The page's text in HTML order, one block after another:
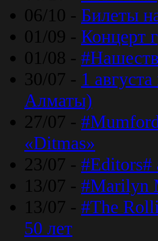
06/10 - Билеты
01/09 - Концерт
01/08 -
30/07 - 1
Алматы)
27/07 -
«Ditmas»
23/07 - #Editors#
13/07 - #Marilyn
13/07 - #The
50 лет